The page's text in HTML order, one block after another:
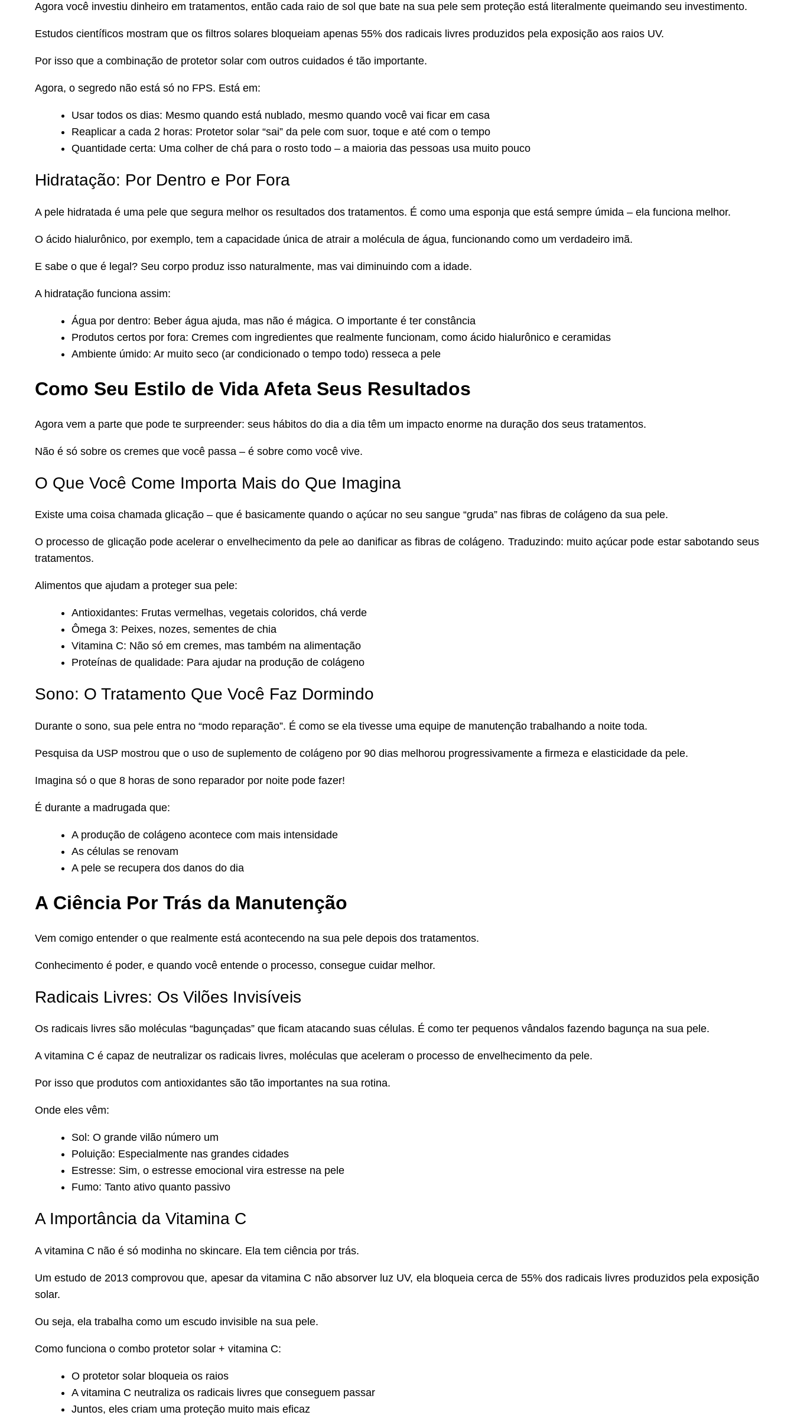
Agora você investiu dinheiro em tratamentos, então cada raio de sol que bate na sua pele sem proteção está literalmente queimando seu investimento.
Estudos científicos mostram que os filtros solares bloqueiam apenas 55% dos radicais livres produzidos pela exposição aos raios UV.
Por isso que a combinação de protetor solar com outros cuidados é tão importante.
Agora, o segredo não está só no FPS. Está em:
Usar todos os dias: Mesmo quando está nublado, mesmo quando você vai ficar em casa
Reaplicar a cada 2 horas: Protetor solar “sai” da pele com suor, toque e até com o tempo
Quantidade certa: Uma colher de chá para o rosto todo – a maioria das pessoas usa muito pouco
Hidratação: Por Dentro e Por Fora
A pele hidratada é uma pele que segura melhor os resultados dos tratamentos. É como uma esponja que está sempre úmida – ela funciona melhor.
O ácido hialurônico, por exemplo, tem a capacidade única de atrair a molécula de água, funcionando como um verdadeiro imã.
E sabe o que é legal? Seu corpo produz isso naturalmente, mas vai diminuindo com a idade.
A hidratação funciona assim:
Água por dentro: Beber água ajuda, mas não é mágica. O importante é ter constância
Produtos certos por fora: Cremes com ingredientes que realmente funcionam, como ácido hialurônico e ceramidas
Ambiente úmido: Ar muito seco (ar condicionado o tempo todo) resseca a pele
Como Seu Estilo de Vida Afeta Seus Resultados
Agora vem a parte que pode te surpreender: seus hábitos do dia a dia têm um impacto enorme na duração dos seus tratamentos.
Não é só sobre os cremes que você passa – é sobre como você vive.
O Que Você Come Importa Mais do Que Imagina
Existe uma coisa chamada glicação – que é basicamente quando o açúcar no seu sangue “gruda” nas fibras de colágeno da sua pele.
O processo de glicação pode acelerar o envelhecimento da pele ao danificar as fibras de colágeno. Traduzindo: muito açúcar pode estar sabotando seus
tratamentos.
Alimentos que ajudam a proteger sua pele:
Antioxidantes: Frutas vermelhas, vegetais coloridos, chá verde
Ômega 3: Peixes, nozes, sementes de chia
Vitamina C: Não só em cremes, mas também na alimentação
Proteínas de qualidade: Para ajudar na produção de colágeno
Sono: O Tratamento Que Você Faz Dormindo
Durante o sono, sua pele entra no “modo reparação”. É como se ela tivesse uma equipe de manutenção trabalhando a noite toda.
Pesquisa da USP mostrou que o uso de suplemento de colágeno por 90 dias melhorou progressivamente a firmeza e elasticidade da pele.
Imagina só o que 8 horas de sono reparador por noite pode fazer!
É durante a madrugada que:
A produção de colágeno acontece com mais intensidade
As células se renovam
A pele se recupera dos danos do dia
A Ciência Por Trás da Manutenção
Vem comigo entender o que realmente está acontecendo na sua pele depois dos tratamentos.
Conhecimento é poder, e quando você entende o processo, consegue cuidar melhor.
Radicais Livres: Os Vilões Invisíveis
Os radicais livres são moléculas “bagunçadas” que ficam atacando suas células. É como ter pequenos vândalos fazendo bagunça na sua pele.
A vitamina C é capaz de neutralizar os radicais livres, moléculas que aceleram o processo de envelhecimento da pele.
Por isso que produtos com antioxidantes são tão importantes na sua rotina.
Onde eles vêm:
Sol: O grande vilão número um
Poluição: Especialmente nas grandes cidades
Estresse: Sim, o estresse emocional vira estresse na pele
Fumo: Tanto ativo quanto passivo
A Importância da Vitamina C
A vitamina C não é só modinha no skincare. Ela tem ciência por trás.
Um estudo de 2013 comprovou que, apesar da vitamina C não absorver luz UV, ela bloqueia cerca de 55% dos radicais livres produzidos pela exposição
solar.
Ou seja, ela trabalha como um escudo invisible na sua pele.
Como funciona o combo protetor solar + vitamina C:
O protetor solar bloqueia os raios
A vitamina C neutraliza os radicais livres que conseguem passar
Juntos, eles criam uma proteção muito mais eficaz